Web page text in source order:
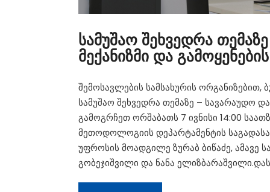
სამუშაო შეხვედრა
მექანიზმი და
შემოსავლების სამსახურის
სამუშაო შეხვედრა თემაზე – სავარაუდო
გამოგრჩეთ ორშაბათს 7 ივნისი 14:00
მეთოდოლოგიის დეპარტამენტის
უფროსის მოადგილე ზურაბ ბიწაძე, ამავე
გობეჯიშვილი და ნანა